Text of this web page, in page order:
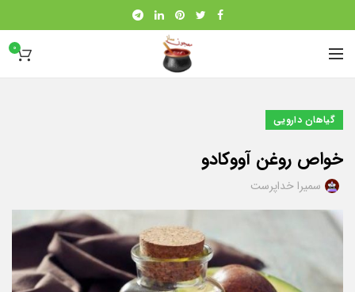
0
گیاهان دارویی
خواص روغن آووکادو
سمیرا خداپرست